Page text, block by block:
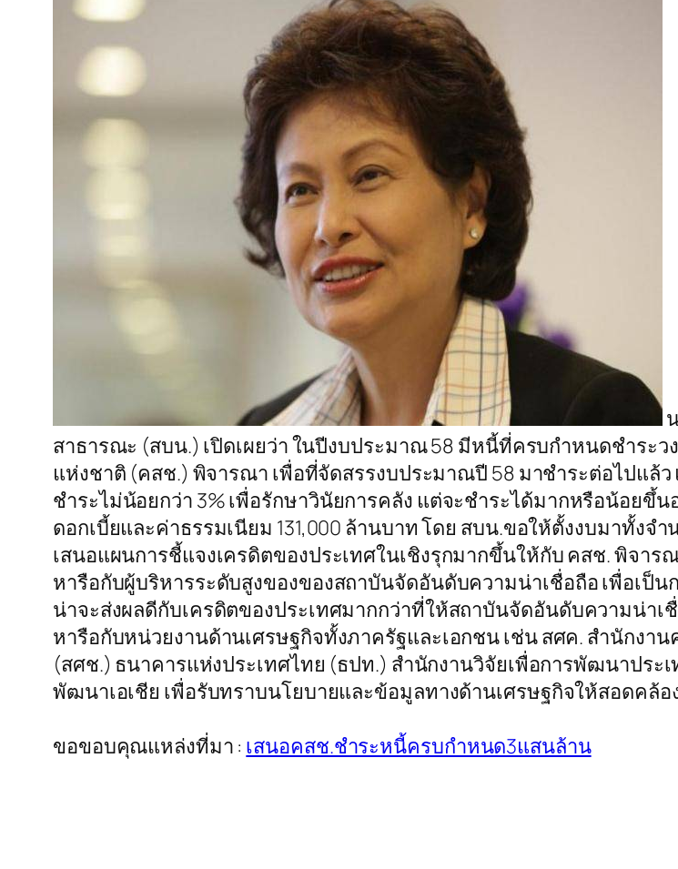
สาธารณะ (สบน.) เปิดเผยว่า ในปีงบประมาณ 58 มีหนี้ที่ครบกำหนดชำระว
แห่งชาติ (คสช.) พิจารณา เพื่อที่จัดสรรงบประมาณปี 58 มาชำระต่อไปแล้
ชำระไม่น้อยกว่า 3% เพื่อรักษาวินัยการคลัง แต่จะชำระได้มากหรือน้อยขึ้
ดอกเบี้ยและค่าธรรมเนียม 131,000 ล้านบาท โดย สบน.ขอให้ตั้งงบมาทั้งจ
เสนอแผนการชี้แจงเครดิตของประเทศในเชิงรุกมากขึ้นให้กับ คสช. พิจา
หารือกับผู้บริหารระดับสูงของของสถาบันจัดอันดับความน่าเชื่อถือ เพื่อเป็
น่าจะส่งผลดีกับเครดิตของประเทศมากกว่าที่ให้สถาบันจัดอันดับความน่าเ
หารือกับหน่วยงานด้านเศรษฐกิจทั้งภาครัฐและเอกชน เช่น สศค. สำนักง
(สศช.) ธนาคารแห่งประเทศไทย (ธปท.) สำนักงานวิจัยเพื่อการพัฒนาประ
พัฒนาเอเชีย เพื่อรับทราบนโยบายและข้อมูลทางด้านเศรษฐกิจให้สอดคล้อ
ขอขอบคุณแหล่งที่มา : เสนอคสช.ชำระหนี้ครบกำหนด3แสนล้าน